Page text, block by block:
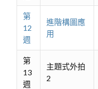
第
12
週
進階構圖應
用
第
13
週
主題式外拍
2